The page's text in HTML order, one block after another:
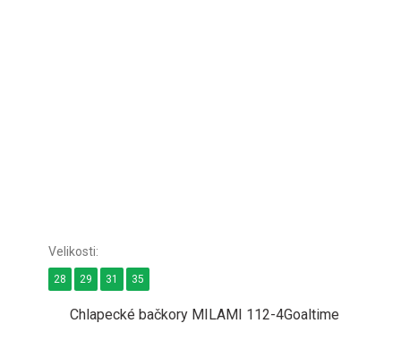
Chlapecké bačkory MILAMI 112-4Goaltime
28 29 31 35